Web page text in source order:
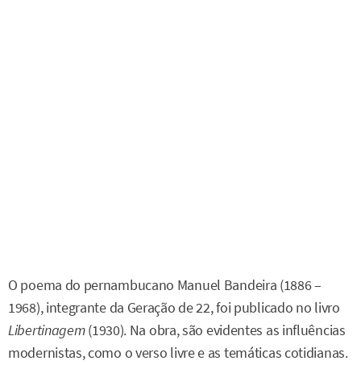
O poema do pernambucano Manuel Bandeira (1886 –
1968), integrante da Geração de 22, foi publicado no livro
Libertinagem(1930). Na obra, são evidentes as influências
modernistas, como o verso livre e as temáticas cotidianas.